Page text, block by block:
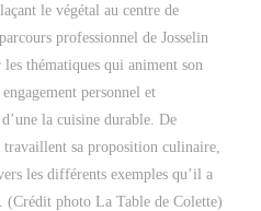
le végétal au centre de
professionnel de Josselin
thématiques qui animent son
personnel et
la cuisine durable. De
travaillent sa proposition culinaire,
les différents exemples qu’il a
photo La Table de Colette)